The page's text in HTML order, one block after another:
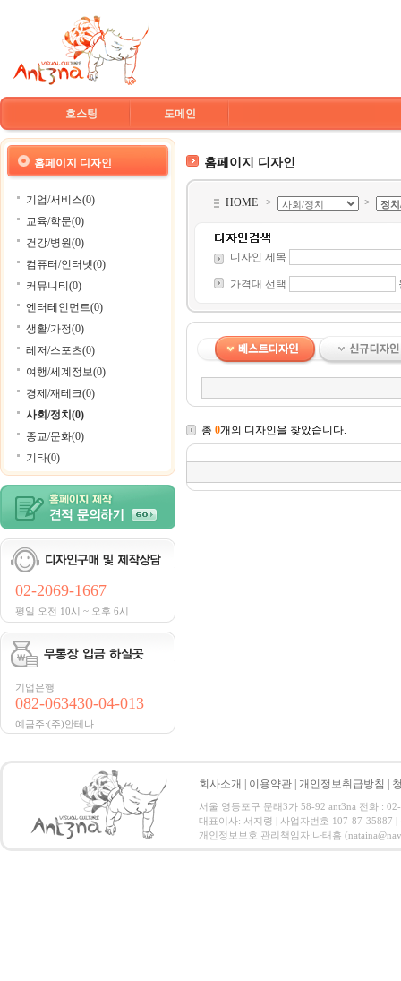
호스팅 도메인
홈페이지 디자인
기업/서비스(0)
교육/학문(0)
건강/병원(0)
컴퓨터/인터넷(0)
커뮤니티(0)
엔터테인먼트(0)
생활/가정(0)
레저/스포츠(0)
여행/세계정보(0)
경제/재테크(0)
사회/정치(0)
종교/문화(0)
기타(0)
02-2069-1667
평일 오전 10시 ~ 오후 6시
기업은행
082-063430-04-013
예금주:(주)안테나
홈페이지 디자인
HOME > >
디자인 제목
가격대 선택
총 0개의 디자인을 찾았습니다.
회사소개 이용약관 개인정보취급방침
서울 영등포구 문래3가 58-92 ant3na 전화 :
대표이사: 서지령 | 사업자번호 107-87-35887
개인정보보호 관리책임자:나태흠